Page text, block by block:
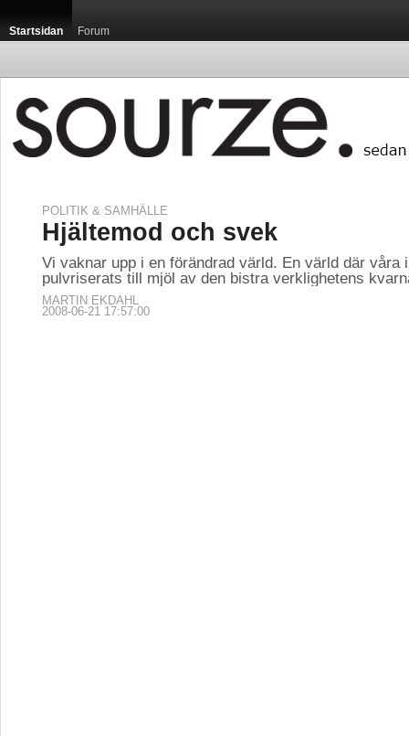
Startsidan Forum
POLITIK & SAMHÄLLE
Hjältemod och svek
Vi vaknar upp i en förändrad värld. En värld där våra
pulvriserats till mjöl av den bistra verklighetens
MARTIN EKDAHL
2008-06-21 17:57:00